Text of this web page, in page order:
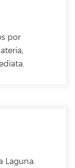
por
Laguna.